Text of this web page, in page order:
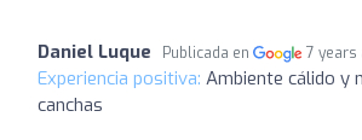
Daniel Luque Publicada en 7 years
Experiencia positiva: Ambiente cálido y
canchas